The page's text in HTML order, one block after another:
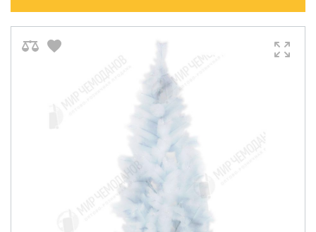
РАСПРОДАЖА
Сумки спортивные
Сумки деловые
Сумки поясные
Сумки пляжные
Сумки для ноутбуков
Сумки-тележки хозяйственные